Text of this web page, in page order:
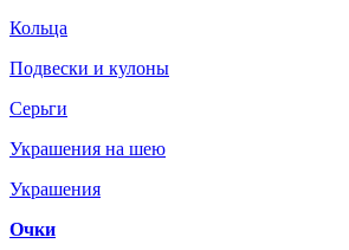
Кольца
Подвески и кулоны
Серьги
Украшения на шею
Украшения
Очки